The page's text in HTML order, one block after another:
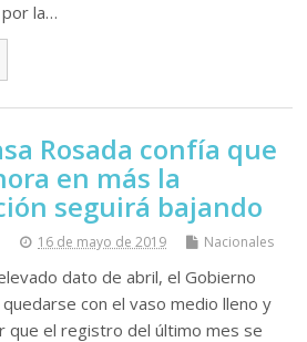
la…
Rosada confía que
en más la
seguirá bajando
16 de mayo de 2019 Nacionales
dato de abril, el Gobierno
con el vaso medio lleno y
que el registro del último mes se